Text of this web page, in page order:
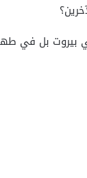
بيروت بل في